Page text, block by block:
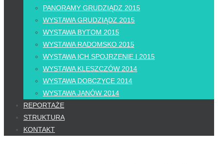
PANORAMY GRUDZIĄDZ 2015
WYSTAWA GRUDZIĄDZ 2015
WYSTAWA BYTOM 2015
WYSTAWA RADOMSKO 2015
WYSTAWA ICH SPOJRZENIE I 2015
WYSTAWA KLESZCZÓW 2014
WYSTAWA DOBCZYCE 2014
WYSTAWA JANÓW 2014
REPORTAŻE
STRUKTURA
KONTAKT